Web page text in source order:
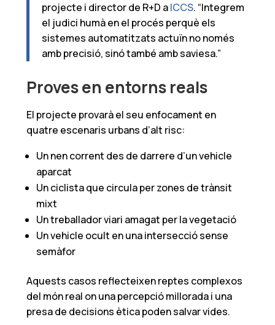
projecte i director de R+D aICCS. “Integrem
el judici humà en el procés perquè els
sistemes automatitzats actuïn no només
amb precisió, sinó també amb saviesa.”
Proves en entorns reals
El projecte provarà el seu enfocament en
quatre escenaris urbans d’alt risc:
Un nen corrent des de darrere d’un vehicle
aparcat
Un ciclista que circula per zones de trànsit
mixt
Un treballador viari amagat per la vegetació
Un vehicle ocult en una intersecció sense
semàfor
Aquests casos reflecteixen reptes complexos
del món real on una percepció millorada i una
presa de decisions ètica poden salvar vides.